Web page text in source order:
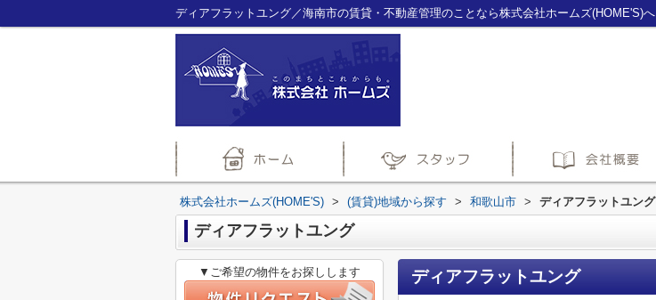
ディアフラットユング／海南市の賃貸・不動産管理のことなら株式会社ホームズ(HOME'S)へ
株式会社ホームズ(HOME'S) > (賃貸)地域から探す > 和歌山市 > ディアフラットユング
ディアフラットユング
ディアフラットユング
▼ご希望の物件をお探しします